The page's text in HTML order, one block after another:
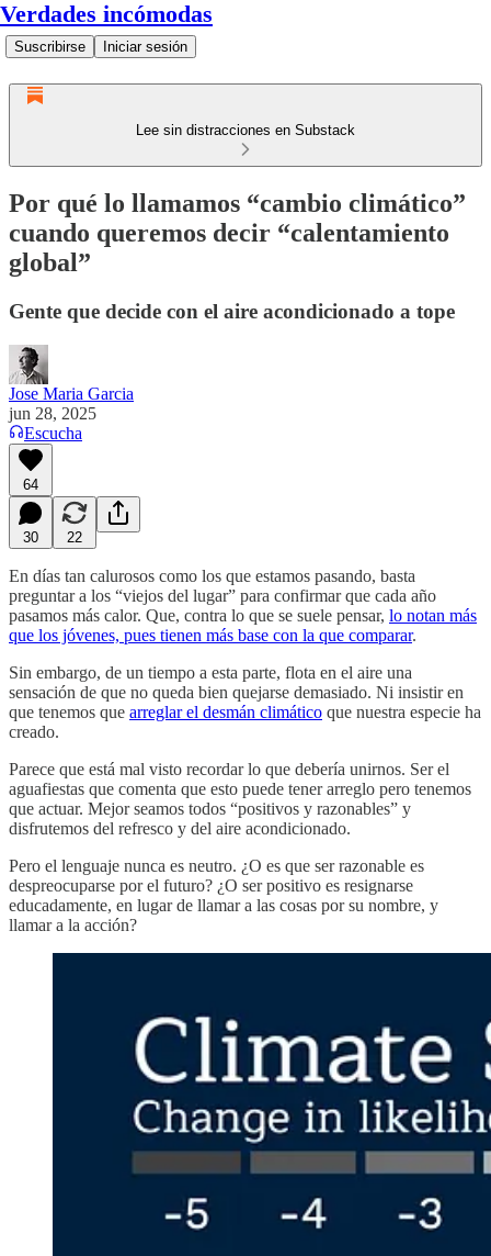
Verdades incómodas
Suscribirse Iniciar sesión
Lee sin distracciones en Substack
Por qué lo llamamos “cambio climático”
cuando queremos decir “calentamiento
global”
Gente que decide con el aire acondicionado a tope
Jose Maria Garcia
jun 28, 2025
Escucha
64
30 22
En días tan calurosos como los que estamos pasando, basta
preguntar a los “viejos del lugar” para confirmar que cada año
pasamos más calor. Que, contra lo que se suele pensar, lo notan más
que los jóvenes, pues tienen más base con la que comparar.
Sin embargo, de un tiempo a esta parte, flota en el aire una
sensación de que no queda bien quejarse demasiado. Ni insistir en
que tenemos que arreglar el desmán climático que nuestra especie ha
creado.
Parece que está mal visto recordar lo que debería unirnos. Ser el
aguafiestas que comenta que esto puede tener arreglo pero tenemos
que actuar. Mejor seamos todos “positivos y razonables” y
disfrutemos del refresco y del aire acondicionado.
Pero el lenguaje nunca es neutro. ¿O es que ser razonable es
despreocuparse por el futuro? ¿O ser positivo es resignarse
educadamente, en lugar de llamar a las cosas por su nombre, y
llamar a la acción?